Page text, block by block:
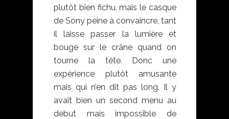
plutôt bien fichu, mais le casque
de Sony peine à convaincre, tant
il laisse passer la lumière et
bouge sur le crâne quand on
tourne la tête. Donc une
expérience plutôt amusante
mais qui n’en dit pas long. Il y
avait bien un second menu au
début mais impossible de